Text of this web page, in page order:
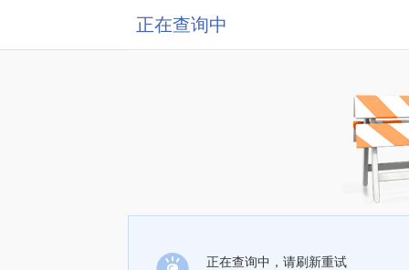
正在查询中
正在查询中，请刷新重试